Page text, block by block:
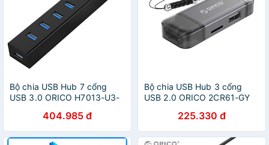
Bộ chia USB Hub 7 cổng
USB 3.0 ORICO H7013-U3-
404.985 đ
Bộ chia USB Hub 3 cổng
USB 2.0 ORICO 2CR61-GY
225.330 đ